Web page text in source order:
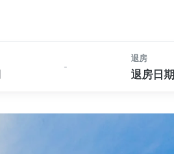
-
退房
退房日期